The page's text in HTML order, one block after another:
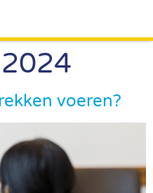
voeren?